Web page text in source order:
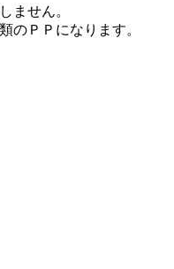
ません。
のＰＰになります。